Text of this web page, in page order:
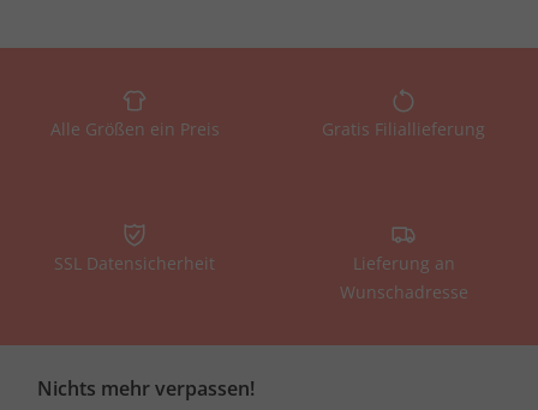
Alle Größen ein Preis Gratis Filiallieferung
SSL Datensicherheit
Lieferung an
Wunschadresse
Nichts mehr verpassen!